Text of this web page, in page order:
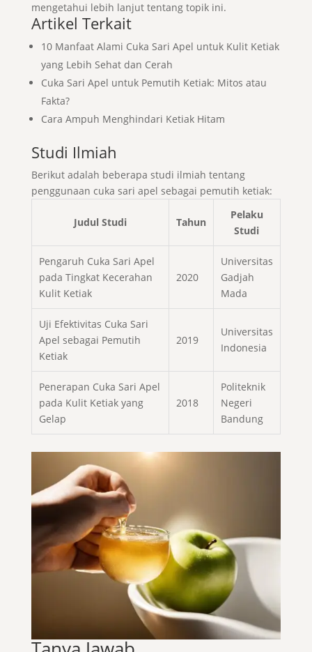
mengetahui lebih lanjut tentang topik ini.
Artikel Terkait
10 Manfaat Alami Cuka Sari Apel untuk Kulit Ketiak
yang Lebih Sehat dan Cerah
Cuka Sari Apel untuk Pemutih Ketiak: Mitos atau
Fakta?
Cara Ampuh Menghindari Ketiak Hitam
Studi Ilmiah
Berikut adalah beberapa studi ilmiah tentang
penggunaan cuka sari apel sebagai pemutih ketiak:
Judul Studi Tahun
Pelaku
Studi
Pengaruh Cuka Sari Apel
pada Tingkat Kecerahan
Kulit Ketiak
2020
Universitas
Gadjah
Mada
Uji Efektivitas Cuka Sari
Apel sebagai Pemutih
Ketiak
2019
Universitas
Indonesia
Penerapan Cuka Sari Apel
pada Kulit Ketiak yang
Gelap
2018
Politeknik
Negeri
Bandung